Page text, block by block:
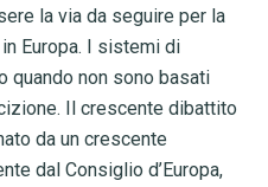
la via da seguire per la
Europa. I sistemi di
quando non sono basati
Il crescente dibattito
da un crescente
dal Consiglio d’Europa,